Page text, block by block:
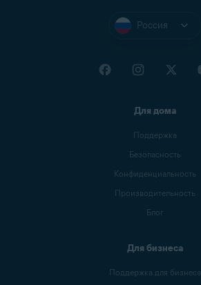
Россия
Для дома
Поддержка
Безопасность
Конфиденциальность
Производительность
Блог
Для бизнеса
Поддержка для бизнеса